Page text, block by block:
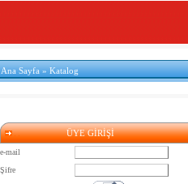
Ana Sayfa»Katalog
ÜYE GİRİŞİ
e-mail
Şifre